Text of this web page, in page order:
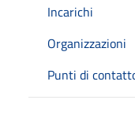
Incarichi
Organizzazioni
Punti di